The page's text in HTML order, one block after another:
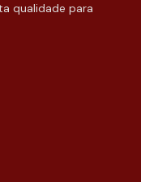
qualidade para